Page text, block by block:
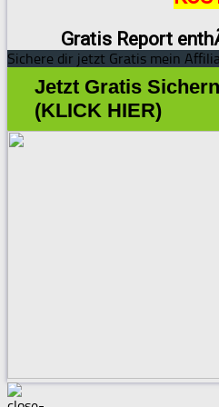
Gratis Report
Sichere dir jetzt Gratis mein
Jetzt Gratis Sichern
(KLICK HIER)